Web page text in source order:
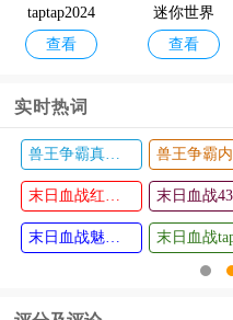
taptap2024
最新版
查看
迷你世界
枪战精英
查看
火柴人联
盟3最新版
本
查看
滚动的天
空faded re
mix版本
查看
实时热词
末日血战福利版
末日血战
末日血战vivo版